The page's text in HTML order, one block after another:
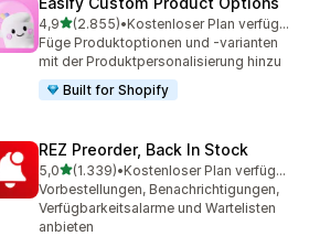
4,9von 5 Sternen
(2.855)
2855 Rezensionen insgesamt
•
Kostenloser Plan verfügbar
Füge Produktoptionen und -varianten
mit der Produktpersonalisierung hinzu
Built for Shopify
REZ Preorder, Back In Stock
5,0von 5 Sternen
(1.339)
1339 Rezensionen insgesamt
•
Kostenloser Plan verfügbar
Vorbestellungen, Benachrichtigungen,
Verfügbarkeitsalarme und Wartelisten
anbieten